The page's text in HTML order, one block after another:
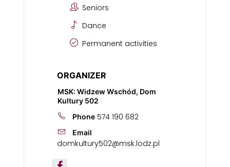
Seniors
Dance
Permanent activities
ORGANIZER
MSK: Widzew Wschód, Dom
Kultury 502
Phone 574 190 682
Email
domkultury502@msk.lodz.pl